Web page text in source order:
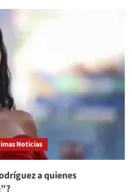
Noticias
a quienes